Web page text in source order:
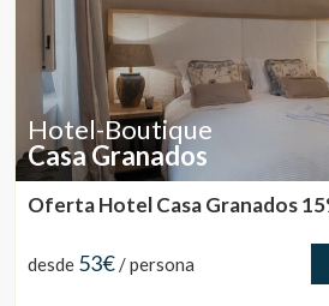
Hotel-Boutique
Casa Granados
Oferta Hotel Casa Granados
desde 53€/ persona